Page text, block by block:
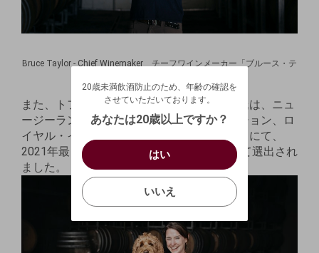
お買い物を続ける カートへ進む
Bruce Taylor - Chief Winemaker チーフワインメーカー「ブルース・テ
また、トフの醸造家のブルース・テイラー氏は、ニュ
ージーランドで最も古いワインコンペティション、ロ
イヤル・イースターショー・ワインアワードにて、
2021年最も優れているワインメーカーとして選出され
ました。
20歳未満飲酒防止のため、年齢の確認を
させていただいております。
あなたは20歳以上ですか？
はい
いいえ
20歳未満飲酒防止のため、年齢の確認を
生年月日を入力してください。
西暦
/
確認する
ログアウトします。よろしいですか？